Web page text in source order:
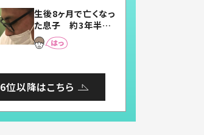
まらない」「幸せにな
れる」
生後8ヶ月で亡くなっ
た息子 約3年半
後、当時の妻の日記
に書いてあった本音
6位以降はこちら